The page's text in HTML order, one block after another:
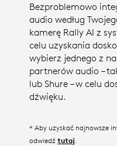
Bezproblemowo
audio według
kamerę Rally AI z
celu uzyskania
wybierz jednego z
partnerów audio –
lub Shure – w celu
dźwięku.
* Aby uzyskać najnowsze
odwiedź tutaj.